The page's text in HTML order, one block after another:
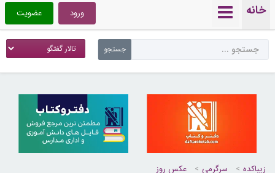
خانه عضویت ورود
زیباکده سرگرمی عکس روز